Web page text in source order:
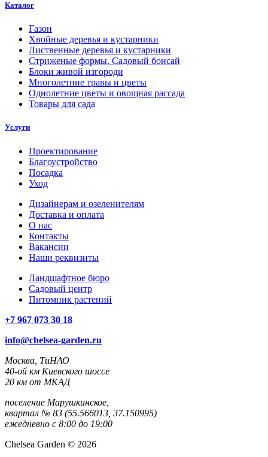
Каталог
Газон
Хвойные деревья и кустарники
Лиственные деревья и кустарники
Стриженые формы. Садовый бонсай
Блоки живой изгороди
Многолетние травы и цветы
Однолетние цветы и овощная рассада
Товары для сада
Услуги
Проектирование
Благоустройство
Посадка
Уход
Дизайнерам и озеленителям
Доставка и оплата
О нас
Контакты
Вакансии
Наши реквизиты
Ландшафтное бюро
Садовый центр
Питомник растений
+7 967 073 30 18
info@chelsea-garden.ru
Москва, ТиНАО
40-ой км Киевского шоссе
20 км от МКАД
поселение Марушкинское,
квартал № 83 (55.566013, 37.150995)
ежедневно с 8:00 до 19:00
Chelsea Garden © 2026